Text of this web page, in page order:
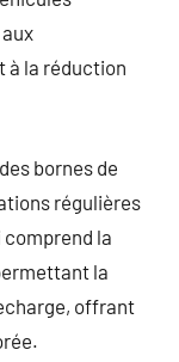
à la réduction
bornes de
régulières
la
la
offrant